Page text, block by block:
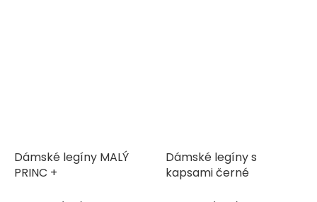
Dámské legíny MALÝ
PRINC +
Dámské legíny s
kapsami černé